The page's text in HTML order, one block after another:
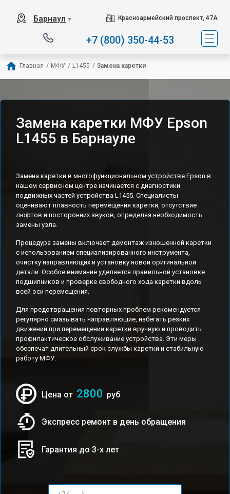
Барнаул ▼ Красноармейский проспект, 47А
+7 (800) 350-44-53
Главная / МФУ / L1455 / Замена каретки
Замена каретки МФУ Epson
L1455 в Барнауле
Замена каретки в многофункциональном устройстве Epson в
нашем сервисном центре начинается с диагностики
подвижных частей устройства L1455. Специалисты
оценивают плавность перемещения каретки, отсутствие
люфтов и посторонних звуков, определяя необходимость
замены узла.
Процедура замены включает демонтаж изношенной каретки
с использованием специализированного инструмента,
очистку направляющих и установку новой оригинальной
детали. Особое внимание уделяется правильной установке
подшипников и проверке свободного хода каретки вдоль
всей оси перемещения.
Для предотвращения повторных проблем рекомендуется
регулярно смазывать направляющие, избегать резких
движений при перемещении каретки вручную и проводить
профилактическое обслуживание устройства. Эти меры
обеспечат длительный срок службы каретки и стабильную
работу МФУ.
Цена от 2800 руб
Экспресс ремонт в день обращения
Гарантия до 3-х лет